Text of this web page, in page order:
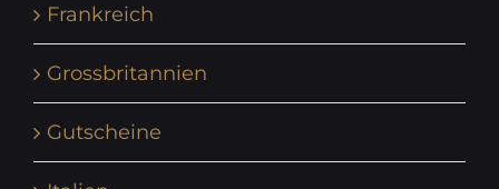
Frankreich
Grossbritannien
Gutscheine